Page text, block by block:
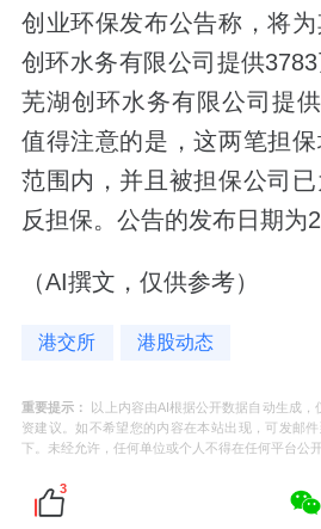
创业环保发布公告称，将
创环水务有限公司提供
芜湖创环水务有限公司提供
值得注意的是，这两笔担
范围内，并且被担保公司
反担保。公告的发布日期为
（AI撰文，仅供参考）
港交所 港股动态
重要提示：
以上内容由AI根据公开数据自动生成
资建议。如不希望您的内容在本站出现，可发邮
下。未经允许，任何单位或个人不得在任何平台公
3